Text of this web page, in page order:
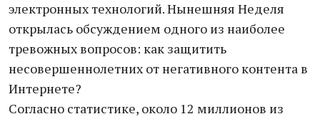
электронных технологий. Нынешняя Неделя
открылась обсуждением одного из наиболее
тревожных вопросов: как защитить
несовершеннолетних от негативного контента в
Интернете?
Согласно статистике, около 12 миллионов из